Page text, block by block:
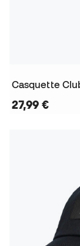
Casquette
27,99 €